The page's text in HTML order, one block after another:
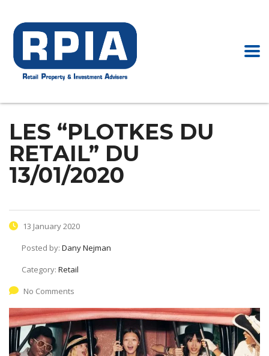
LES “PLOTKES DU
RETAIL” DU
13/01/2020
13 January 2020
Posted by: Dany Nejman
Category: Retail
No Comments